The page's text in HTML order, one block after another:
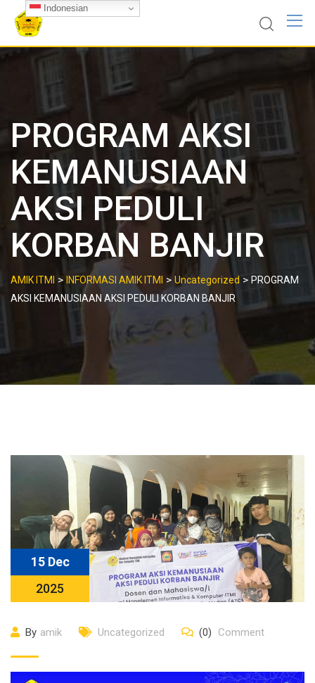
content
PROGRAM AKSI
KEMANUSIAAN
AKSI PEDULI
KORBAN BANJIR
AMIK ITMI > INFORMASI AMIK ITMI > Uncategorized > PROGRAM
AKSI KEMANUSIAAN AKSI PEDULI KORBAN BANJIR
15 Dec
2025
By amik Uncategorized (0) Comment
Indonesian